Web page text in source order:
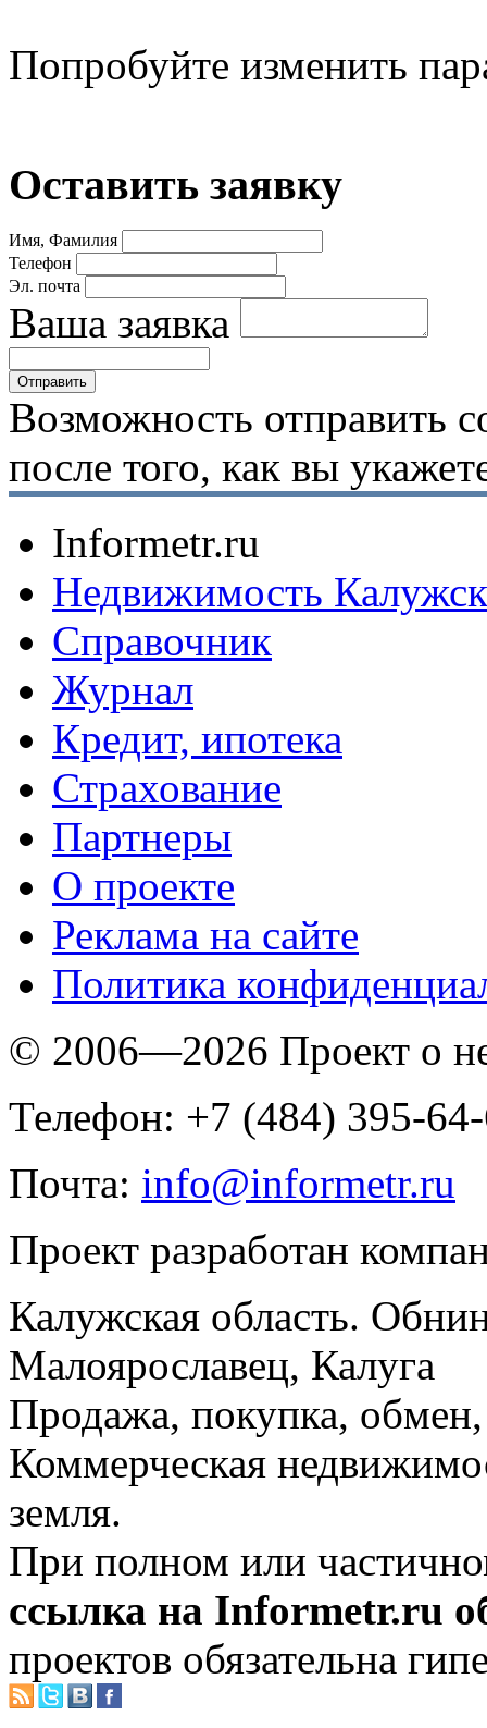
Попробуйте изменить
Оставить заявку
Имя, Фамилия
Телефон
Эл. почта
Ваша заявка
Возможность отправить
после того, как вы
Informetr.ru
Недвижимость
Справочник
Журнал
Кредит, ипотека
Страхование
Партнеры
O проекте
Реклама на сайте
Политика
© 2006—2026 Проект о
Телефон: +7 (484) 395-
Почта: info@informetr.ru
Проект разработан
Калужская область.
Малоярославец, Калуга
Продажа, покупка, обмен,
Коммерческая
земля.
При полном или
ссылка на Informetr.ru
проектов обязательна